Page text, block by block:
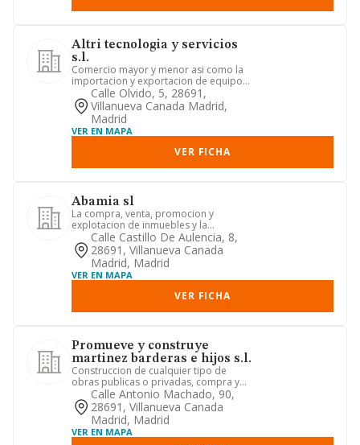
Altri tecnologia y servicios
s.l.
Comercio mayor y menor asi como la
importacion y exportacion de equipos
informaticos. maquinas de o...
Calle Olvido, 5, 28691,
Villanueva Canada Madrid,
Madrid
VER EN MAPA
VER FICHA
Abamia sl
La compra, venta, promocion y
explotacion de inmuebles y la
adquisicion, tenencia y enajenacion de
...
Calle Castillo De Aulencia, 8,
28691, Villanueva Canada
Madrid, Madrid
VER EN MAPA
VER FICHA
Promueve y construye
martinez barderas e hijos s.l.
Construccion de cualquier tipo de
obras publicas o privadas, compra y
venta de solares y edificios,...
Calle Antonio Machado, 90,
28691, Villanueva Canada
Madrid, Madrid
VER EN MAPA